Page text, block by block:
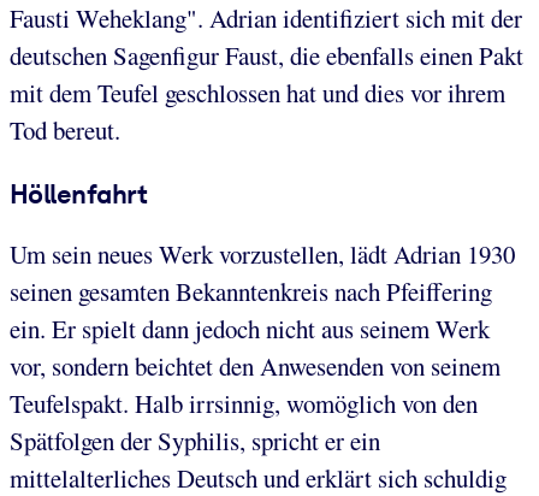
Fausti Weheklang". Adrian identifiziert sich mit der
deutschen Sagenfigur Faust, die ebenfalls einen Pakt
mit dem Teufel geschlossen hat und dies vor ihrem
Tod bereut.
Höllenfahrt
Um sein neues Werk vorzustellen, lädt Adrian 1930
seinen gesamten Bekanntenkreis nach Pfeiffering
ein. Er spielt dann jedoch nicht aus seinem Werk
vor, sondern beichtet den Anwesenden von seinem
Teufelspakt. Halb irrsinnig, womöglich von den
Spätfolgen der Syphilis, spricht er ein
mittelalterliches Deutsch und erklärt sich schuldig